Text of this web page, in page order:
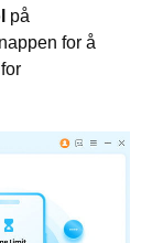
på
for å